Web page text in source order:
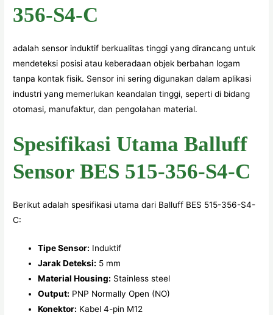
356-S4-C
adalah sensor induktif berkualitas tinggi yang dirancang untuk
mendeteksi posisi atau keberadaan objek berbahan logam
tanpa kontak fisik. Sensor ini sering digunakan dalam aplikasi
industri yang memerlukan keandalan tinggi, seperti di bidang
otomasi, manufaktur, dan pengolahan material.
Spesifikasi Utama Balluff
Sensor BES 515-356-S4-C
Berikut adalah spesifikasi utama dari Balluff BES 515-356-S4-
C:
Tipe Sensor: Induktif
Jarak Deteksi: 5 mm
Material Housing: Stainless steel
Output: PNP Normally Open (NO)
Konektor: Kabel 4-pin M12